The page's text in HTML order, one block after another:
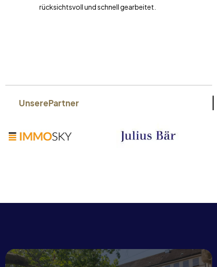
rücksichtsvoll und schnell gearbeitet.
UnserePartner